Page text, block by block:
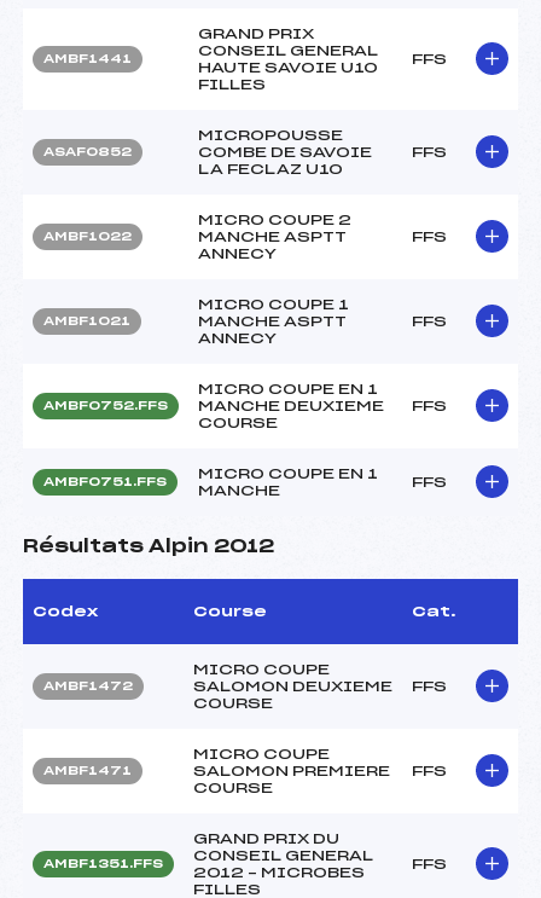
AMBF1441
GRAND PRIX
CONSEIL GENERAL
HAUTE SAVOIE U10
FILLES
FFS
ASAF0852
MICROPOUSSE
COMBE DE SAVOIE
LA FECLAZ U10
FFS
AMBF1022
MICRO COUPE 2
MANCHE ASPTT
ANNECY
FFS
AMBF1021
MICRO COUPE 1
MANCHE ASPTT
ANNECY
FFS
AMBF0752.FFS
MICRO COUPE EN 1
MANCHE DEUXIEME
COURSE
FFS
AMBF0751.FFS
MICRO COUPE EN 1
MANCHE
FFS
Résultats Alpin 2012
Codex Course Cat.
AMBF1472
MICRO COUPE
SALOMON DEUXIEME
COURSE
FFS
AMBF1471
MICRO COUPE
SALOMON PREMIERE
COURSE
FFS
AMBF1351.FFS
GRAND PRIX DU
CONSEIL GENERAL
2012 – MICROBES
FILLES
FFS